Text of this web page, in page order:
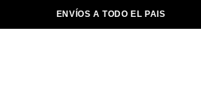
ENVÍOS A TODO EL PAIS